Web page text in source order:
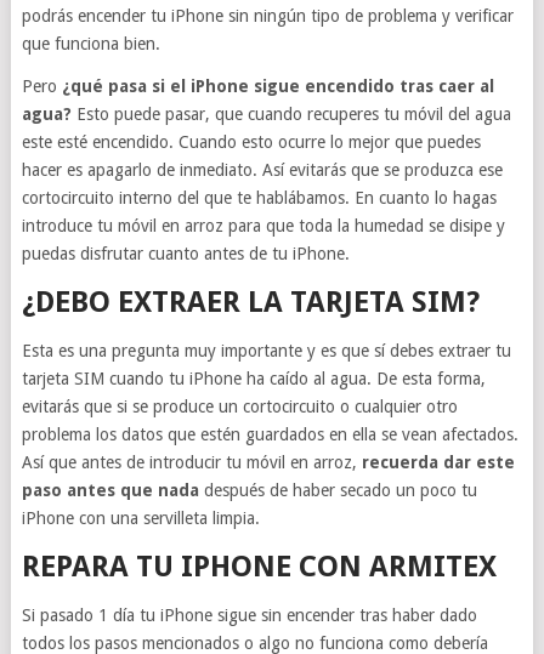
podrás encender tu iPhone sin ningún tipo de problema y verificar
que funciona bien.
Pero ¿qué pasa si el iPhone sigue encendido tras caer al
agua? Esto puede pasar, que cuando recuperes tu móvil del agua
este esté encendido. Cuando esto ocurre lo mejor que puedes
hacer es apagarlo de inmediato. Así evitarás que se produzca ese
cortocircuito interno del que te hablábamos. En cuanto lo hagas
introduce tu móvil en arroz para que toda la humedad se disipe y
puedas disfrutar cuanto antes de tu iPhone.
¿DEBO EXTRAER LA TARJETA SIM?
Esta es una pregunta muy importante y es que sí debes extraer tu
tarjeta SIM cuando tu iPhone ha caído al agua. De esta forma,
evitarás que si se produce un cortocircuito o cualquier otro
problema los datos que estén guardados en ella se vean afectados.
Así que antes de introducir tu móvil en arroz, recuerda dar este
paso antes que nada después de haber secado un poco tu
iPhone con una servilleta limpia.
REPARA TU IPHONE CON ARMITEX
Si pasado 1 día tu iPhone sigue sin encender tras haber dado
todos los pasos mencionados o algo no funciona como debería